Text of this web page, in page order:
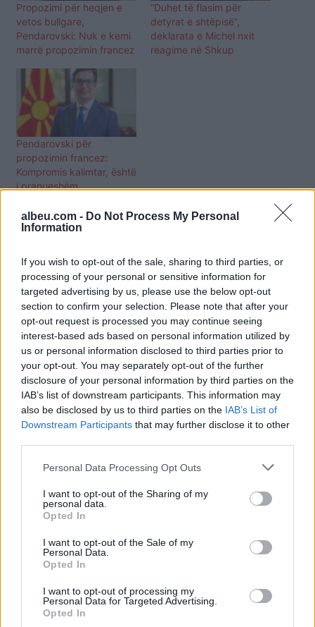
albeu.com - Do Not Process My Personal
Information
If you wish to opt-out of the sale, sharing to third parties, or
processing of your personal or sensitive information for
targeted advertising by us, please use the below opt-out
section to confirm your selection. Please note that after your
opt-out request is processed you may continue seeing
interest-based ads based on personal information utilized by
us or personal information disclosed to third parties prior to
your opt-out. You may separately opt-out of the further
disclosure of your personal information by third parties on the
IAB’s list of downstream participants. This information may
also be disclosed by us to third parties on the IAB’s List of
Downstream Participants that may further disclose it to other
Personal Data Processing Opt Outs
I want to opt-out of the Sharing of my
personal data.
Opted In
I want to opt-out of the Sale of my
Personal Data.
Opted In
I want to opt-out of processing my
Personal Data for Targeted Advertising.
Opted In
Propozimi për heqjen e
vetos bullgare,
Pendarovski: Nuk e kemi
marrë propozimin francez
“Duhet të flasim për
detyrat e shtëpisë”,
deklarata e Michel nxit
reagime në Shkup
Pendarovski për
propozimin francez:
Kompromis kalimtar, është
i pranueshëm
Shtuarmë1.07.2022 09:29
emmanuel macron , Franca ,
integrimi ne
, maqedonia e veriut Propozimi francez